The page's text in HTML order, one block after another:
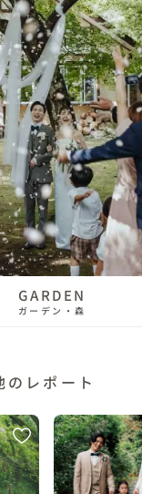
GARDEN
ガーデン・森
のレポート